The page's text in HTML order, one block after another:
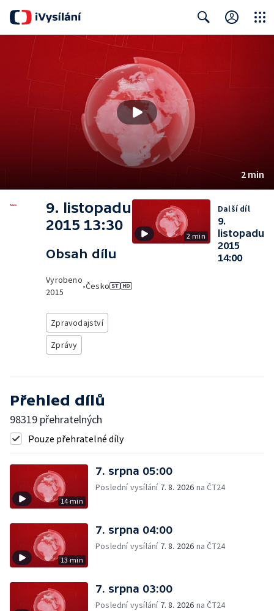
2 min
9. listopadu
2015 13:30
Obsah dílu
Vyrobeno
2015
•Česko
Zpravodajství
Zprávy
2 min
Další díl
9.
listopadu
2015
14:00
Přehled dílů
98319 přehratelných
Pouze přehratelné díly
14 min
7. srpna 05:00
Poslední vysílání 7. 8. 2026 na ČT24
13 min
7. srpna 04:00
Poslední vysílání 7. 8. 2026 na ČT24
7. srpna 03:00
Poslední vysílání 7. 8. 2026 na ČT24